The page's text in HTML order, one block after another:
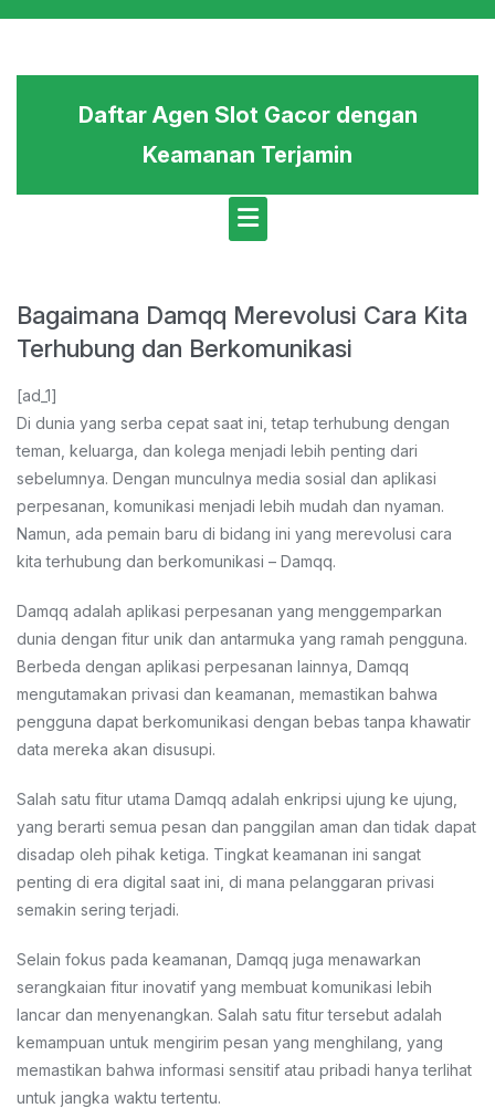
Daftar Agen Slot Gacor dengan
Keamanan Terjamin
Bagaimana Damqq Merevolusi Cara Kita
Terhubung dan Berkomunikasi
[ad_1]
Di dunia yang serba cepat saat ini, tetap terhubung dengan
teman, keluarga, dan kolega menjadi lebih penting dari
sebelumnya. Dengan munculnya media sosial dan aplikasi
perpesanan, komunikasi menjadi lebih mudah dan nyaman.
Namun, ada pemain baru di bidang ini yang merevolusi cara
kita terhubung dan berkomunikasi – Damqq.
Damqq adalah aplikasi perpesanan yang menggemparkan
dunia dengan fitur unik dan antarmuka yang ramah pengguna.
Berbeda dengan aplikasi perpesanan lainnya, Damqq
mengutamakan privasi dan keamanan, memastikan bahwa
pengguna dapat berkomunikasi dengan bebas tanpa khawatir
data mereka akan disusupi.
Salah satu fitur utama Damqq adalah enkripsi ujung ke ujung,
yang berarti semua pesan dan panggilan aman dan tidak dapat
disadap oleh pihak ketiga. Tingkat keamanan ini sangat
penting di era digital saat ini, di mana pelanggaran privasi
semakin sering terjadi.
Selain fokus pada keamanan, Damqq juga menawarkan
serangkaian fitur inovatif yang membuat komunikasi lebih
lancar dan menyenangkan. Salah satu fitur tersebut adalah
kemampuan untuk mengirim pesan yang menghilang, yang
memastikan bahwa informasi sensitif atau pribadi hanya terlihat
untuk jangka waktu tertentu.